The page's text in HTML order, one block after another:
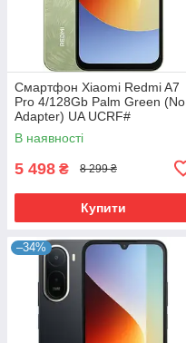
Смартфон Xiaomi Redmi A7
Pro 4/128Gb Palm Green (No
Adapter) UA UCRF#
В наявності
5 498 ₴ 8 299 ₴
Купити
–34%